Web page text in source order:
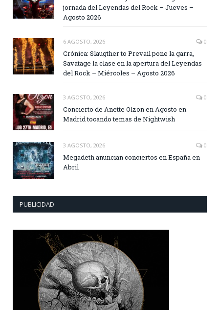
jornada del Leyendas del Rock – Jueves –
Agosto 2026
6 AGOSTO, 2026 0
Crónica: Slaugther to Prevail pone la garra,
Savatage la clase en la apertura del Leyendas
del Rock – Miércoles – Agosto 2026
3 AGOSTO, 2026 0
Concierto de Anette Olzon en Agosto en
Madrid tocando temas de Nightwish
3 AGOSTO, 2026 0
Megadeth anuncian conciertos en España en
Abril
PUBLICIDAD